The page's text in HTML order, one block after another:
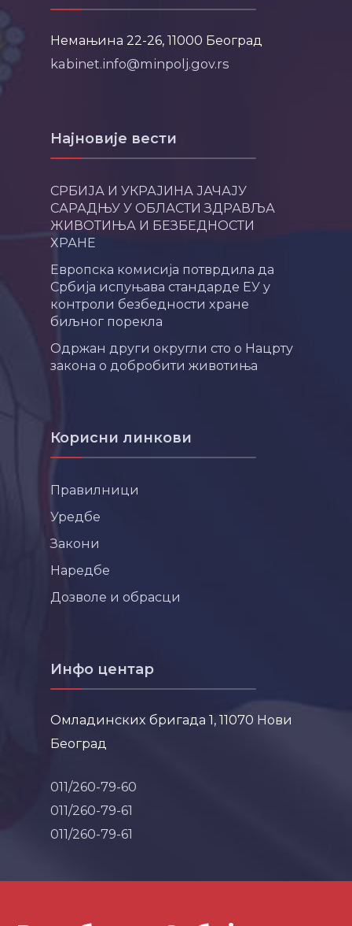
Немањина 22-26, 11000 Београд
kabinet.info@minpolj.gov.rs
Најновије вести
СРБИЈА И УКРАЈИНА ЈАЧАЈУ
САРАДЊУ У ОБЛАСТИ ЗДРАВЉА
ЖИВОТИЊА И БЕЗБЕДНОСТИ
ХРАНЕ
Европска комисија потврдила да
Србија испуњава стандарде ЕУ у
контроли безбедности хране
биљног порекла
Одржан други округли сто о Нацрту
закона о добробити животиња
Корисни линкови
Правилници
Уредбе
Закони
Наредбе
Дозволе и обрасци
Инфо центар
Омладинских бригада 1, 11070 Нови
Београд
011/260-79-60
011/260-79-61
011/260-79-61